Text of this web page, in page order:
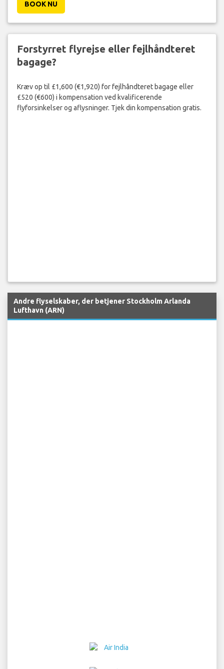
BOOK NU
Forstyrret flyrejse eller fejlhåndteret
bagage?
Kræv op til £1,600 (€1,920) for fejlhåndteret bagage eller
£520 (€600) i kompensation ved kvalificerende
flyforsinkelser og aflysninger. Tjek din kompensation gratis.
Andre flyselskaber, der betjener Stockholm Arlanda
Lufthavn (ARN)